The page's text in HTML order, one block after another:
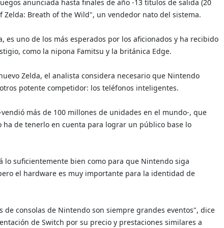
anunciada hasta finales de año -13 títulos de salida (20
Zelda: Breath of the Wild", un vendedor nato del sistema.
uno de los más esperados por los aficionados y ha recibido
como la nipona Famitsu y la británica Edge.
Zelda, el analista considera necesario que Nintendo
potente competidor: los teléfonos inteligentes.
más de 100 millones de unidades en el mundo-, que
de tenerlo en cuenta para lograr un público base lo
lo suficientemente bien como para que Nintendo siga
el hardware es muy importante para la identidad de
consolas de Nintendo son siempre grandes eventos", dice
de Switch por su precio y prestaciones similares a